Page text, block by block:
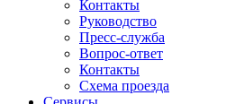
Контакты
Руководство
Пресс-служба
Вопрос-ответ
Контакты
Схема проезда